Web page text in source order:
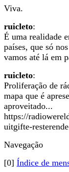
Viva.
ruicleto:
É uma realidade
países, que só
vamos até lá em
ruicleto:
Proliferação de
mapa que é
aproveitado...
https://
uitgifte-
Navegação
[0] Índice de